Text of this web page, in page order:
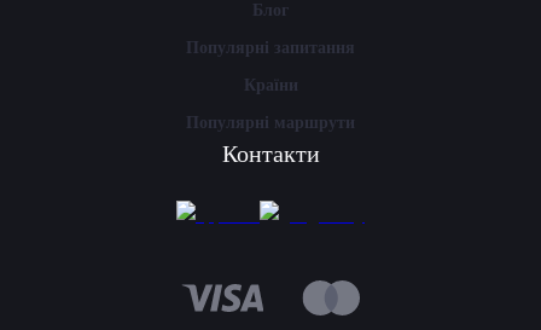
Блог
Популярні запитання
Країни
Популярні маршрути
Контакти